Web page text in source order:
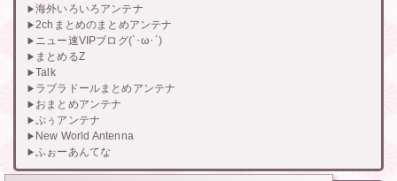
海外いろいろアンテナ
2chまとめのまとめアンテナ
ニュー速VIPブログ(`･ω･´)
まとめるZ
Talk
ラブラドールまとめアンテナ
おまとめアンテナ
ぷぅアンテナ
New World Antenna
ふぉーあんてな